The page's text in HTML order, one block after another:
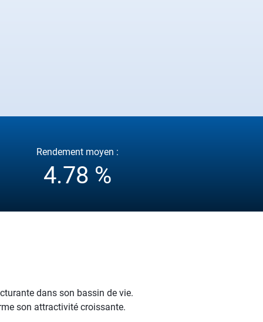
Rendement moyen :
4.78 %
dans son bassin de vie.
son attractivité croissante.